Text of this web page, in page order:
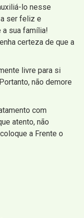
lo nesse
ser feliz e
a sua família!
certeza de que a
livre para si
não demore
com
atento, não
a Frente o